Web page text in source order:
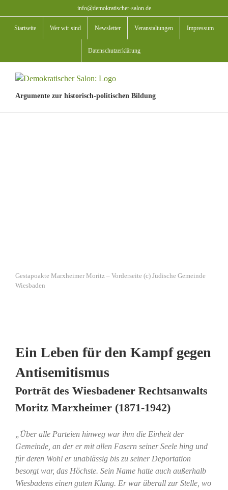
Inhalt
springen
info@demokratischer-salon.de
Startseite Wer wir sind Newsletter Veranstaltungen Impressum
Datenschutzerklärung
Argumente zur historisch-politischen Bildung
Gestapoakte Marxheimer Moritz – Vorderseite (c) Jüdische Gemeinde
Wiesbaden
Ein Leben für den Kampf gegen
Antisemitismus
Porträt des Wiesbadener Rechtsanwalts
Moritz Marxheimer (1871-1942)
„Über alle Parteien hinweg war ihm die Einheit der
Gemeinde, an der er mit allen Fasern seiner Seele hing und
für deren Wohl er unablässig bis zu seiner Deportation
besorgt war, das Höchste. Sein Name hatte auch außerhalb
Wiesbadens einen guten Klang. Er war überall zur Stelle, wo